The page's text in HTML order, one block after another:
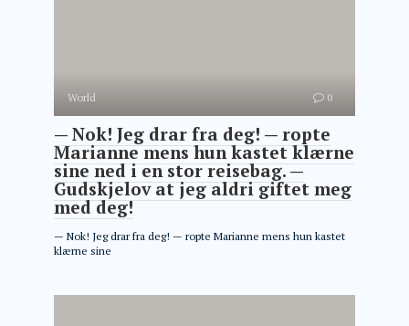
World 0
— Nok! Jeg drar fra deg! — ropte
Marianne mens hun kastet klærne
sine ned i en stor reisebag. —
Gudskjelov at jeg aldri giftet meg
med deg!
— Nok! Jeg drar fra deg! — ropte Marianne mens hun kastet
klærne sine